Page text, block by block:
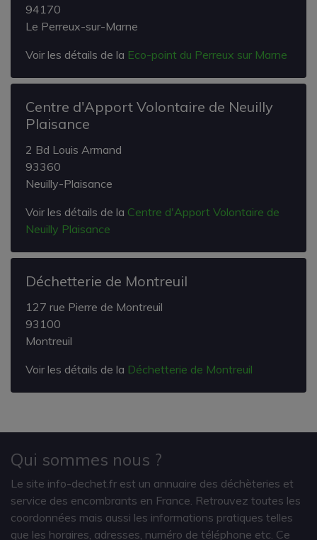
94170
Le Perreux-sur-Marne
Voir les détails de la Eco-point du Perreux sur Marne
Centre d'Apport Volontaire de Neuilly
Plaisance
2 Bd Louis Armand
93360
Neuilly-Plaisance
Voir les détails de la Centre d'Apport Volontaire de
Neuilly Plaisance
Déchetterie de Montreuil
127 rue Pierre de Montreuil
93100
Montreuil
Voir les détails de la Déchetterie de Montreuil
Qui sommes nous ?
Le site info-dechet.fr est un annuaire des déchèteries et
service des encombrants en France. Retrouvez toutes les
coordonnées mais aussi les informations pratiques telles
que les horaires, adresses, numéro de téléphone etc. Ce